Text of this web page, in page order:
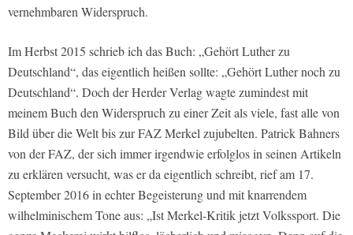
vernehmbaren Widerspruch.
Im Herbst 2015 schrieb ich das Buch: „Gehört Luther zu
Deutschland“, das eigentlich heißen sollte: „Gehört Luther noch zu
Deutschland“. Doch der Herder Verlag wagte zumindest mit
meinem Buch den Widerspruch zu einer Zeit als viele, fast alle von
Bild über die Welt bis zur FAZ Merkel zujubelten. Patrick Bahners
von der FAZ, der sich immer irgendwie erfolglos in seinen Artikeln
zu erklären versucht, was er da eigentlich schreibt, rief am 17.
September 2016 in echter Begeisterung und mit knarrendem
wilhelminischem Tone aus: „Ist Merkel-Kritik jetzt Volkssport. Die